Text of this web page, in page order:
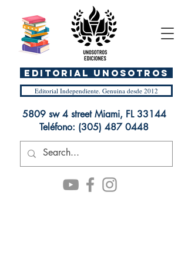
Editorial Independiente. Genuina desde 2012
5809 sw 4 street Miami, FL 33144
Teléfono: (305) 487 0448
EDITORIAL UnosOtros